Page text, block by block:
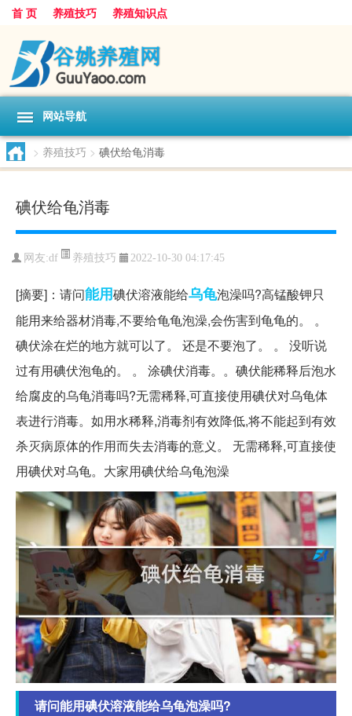
首 页 养殖技巧 养殖知识点
网站导航
> 养殖技巧 > 碘伏给龟消毒
碘伏给龟消毒
网友:df 养殖技巧 2022-10-30 04:17:45
[摘要]：请问能用碘伏溶液能给乌龟泡澡吗?高锰酸钾只
能用来给器材消毒,不要给龟龟泡澡,会伤害到龟龟的。 。
碘伏涂在烂的地方就可以了。 还是不要泡了。 。 没听说
过有用碘伏泡龟的。 。 涂碘伏消毒。。碘伏能稀释后泡水
给腐皮的乌龟消毒吗?无需稀释,可直接使用碘伏对乌龟体
表进行消毒。如用水稀释,消毒剂有效降低,将不能起到有效
杀灭病原体的作用而失去消毒的意义。 无需稀释,可直接使
用碘伏对乌龟。大家用碘伏给乌龟泡澡
请问能用碘伏溶液能给乌龟泡澡吗?